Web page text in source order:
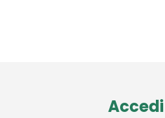
Accedi